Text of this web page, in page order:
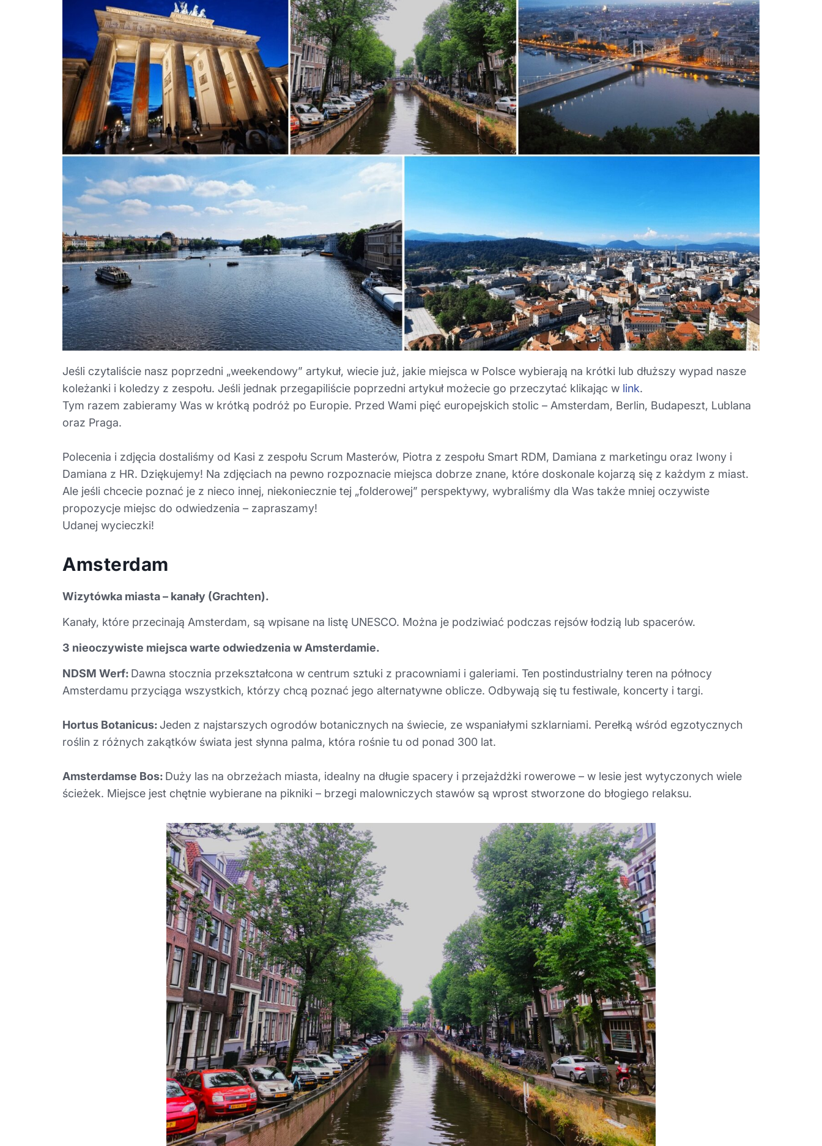
Jeśli czytaliście nasz poprzedni „weekendowy” artykuł, wiecie już, jakie miejsca w Polsce wybierają na krótki lub dłuższy wypad nasze
koleżanki i koledzy z zespołu. Jeśli jednak przegapiliście poprzedni artykuł możecie go przeczytać klikając w link.
Tym razem zabieramy Was w krótką podróż po Europie. Przed Wami pięć europejskich stolic – Amsterdam, Berlin, Budapeszt, Lublana
oraz Praga.
Polecenia i zdjęcia dostaliśmy od Kasi z zespołu Scrum Masterów, Piotra z zespołu Smart RDM, Damiana z marketingu oraz Iwony i
Damiana z HR. Dziękujemy! Na zdjęciach na pewno rozpoznacie miejsca dobrze znane, które doskonale kojarzą się z każdym z miast.
Ale jeśli chcecie poznać je z nieco innej, niekoniecznie tej „folderowej” perspektywy, wybraliśmy dla Was także mniej oczywiste
propozycje miejsc do odwiedzenia – zapraszamy!
Udanej wycieczki!
Amsterdam
Wizytówka miasta – kanały (Grachten).
Kanały, które przecinają Amsterdam, są wpisane na listę UNESCO. Można je podziwiać podczas rejsów łodzią lub spacerów.
3 nieoczywiste miejsca warte odwiedzenia w Amsterdamie.
NDSM Werf: Dawna stocznia przekształcona w centrum sztuki z pracowniami i galeriami. Ten postindustrialny teren na północy
Amsterdamu przyciąga wszystkich, którzy chcą poznać jego alternatywne oblicze. Odbywają się tu festiwale, koncerty i targi.
Hortus Botanicus:Jeden z najstarszych ogrodów botanicznych na świecie, ze wspaniałymi szklarniami. Perełką wśród egzotycznych
roślin z różnych zakątków świata jest słynna palma, która rośnie tu od ponad 300 lat.
Amsterdamse Bos: Duży las na obrzeżach miasta, idealny na długie spacery i przejażdżki rowerowe – w lesie jest wytyczonych wiele
ścieżek. Miejsce jest chętnie wybierane na pikniki – brzegi malowniczych stawów są wprost stworzone do błogiego relaksu.